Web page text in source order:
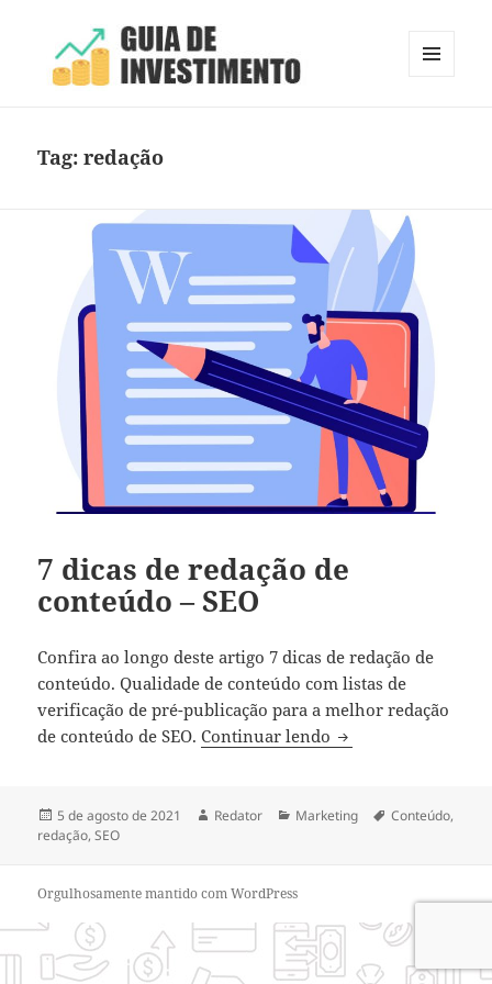
Tag:redação
7 dicas de redação de
conteúdo – SEO
Confira ao longo deste artigo 7 dicas de redação de
conteúdo. Qualidade de conteúdo com listas de
verificação de pré-publicação para a melhor redação
de conteúdo de SEO.Continuar lendo 7 dicas de redação
Publicado
em
5 de agosto de 2021 Autor
Redator Categorias
Marketing Tags
Conteúdo,
redação,SEO
Orgulhosamente mantido com WordPress